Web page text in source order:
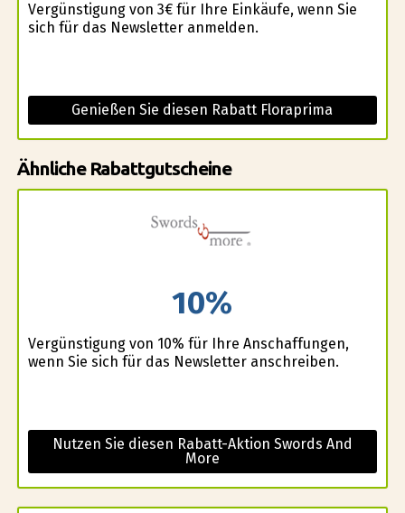
Vergünstigung von 3€ für Ihre Einkäufe, wenn Sie
sich für das Newsletter anmelden.
Genießen Sie diesen Rabatt Floraprima
Ähnliche Rabattgutscheine
10%
Vergünstigung von 10% für Ihre Anschaffungen,
wenn Sie sich für das Newsletter anschreiben.
Nutzen Sie diesen Rabatt-Aktion Swords And
More